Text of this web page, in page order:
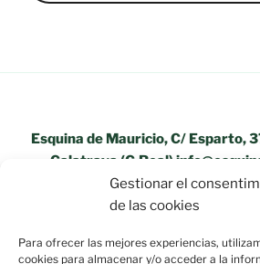
Gestionar el
de las cookies
Para ofrecer las mejores experiencias,
cookies para almacenar y/o acceder a la
Esquina de Mauricio, C/ Esparto,
Calatrava (C.Real)
«Aviso Legal»